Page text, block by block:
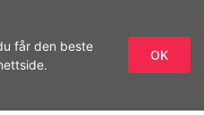
får den beste
OK